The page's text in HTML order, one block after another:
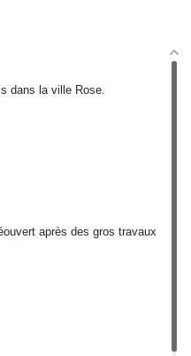
dans la ville Rose.
après des gros travaux